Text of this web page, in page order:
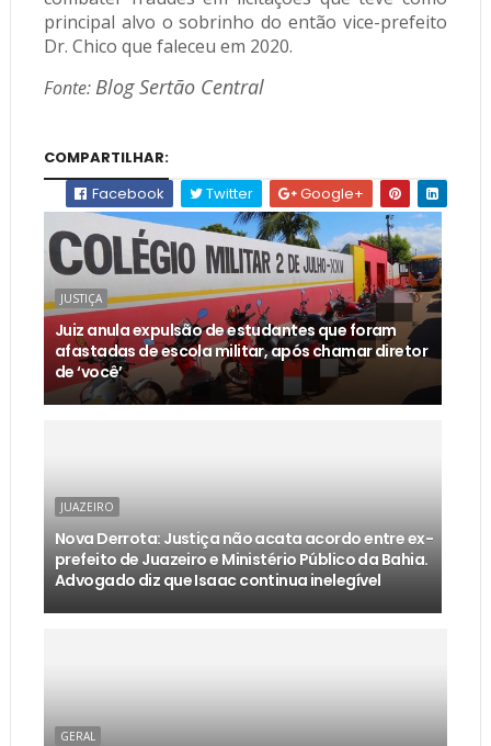
principal alvo o sobrinho do então vice-prefeito
Dr. Chico que faleceu em 2020.
Fonte:Blog Sertão Central
COMPARTILHAR:
Facebook
Twitter Google+
JUSTIÇA
Juiz anula expulsão de estudantes que foram
afastadas de escola militar, após chamar diretor
de ‘você’
JUAZEIRO
Nova Derrota: Justiça não acata acordo entre ex-
prefeito de Juazeiro e Ministério Público da Bahia.
Advogado diz que Isaac continua inelegível
GERAL